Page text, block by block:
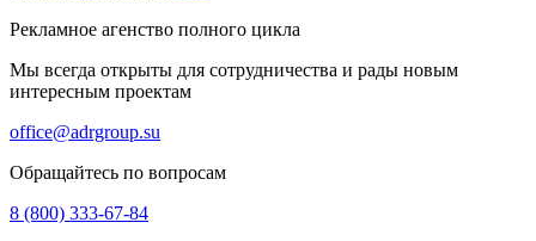
Рекламное агенство полного цикла
Мы всегда открыты для сотрудничества и рады новым
интересным проектам
office@adrgroup.su
Обращайтесь по вопросам
8 (800) 333-67-84